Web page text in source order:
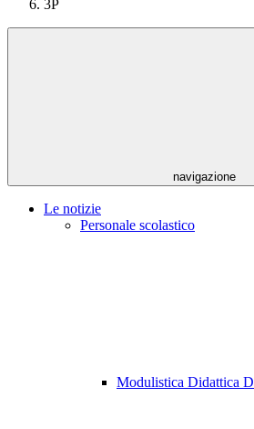
3P
navigazione
Le notizie
Personale scolastico
Modulistica Didattica